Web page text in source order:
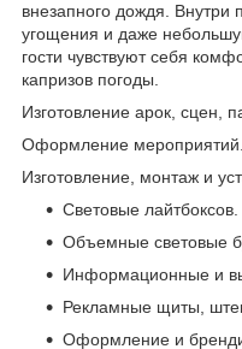
внезапного дождя. Внутри
угощения и даже
гости чувствуют себя
капризов погоды.
Изготовление арок, сцен,
Оформление мероприятий.
Изготовление, монтаж и
Световые лайтбоксов.
Объемные световые
Информационные и
Рекламные щиты,
Оформление и